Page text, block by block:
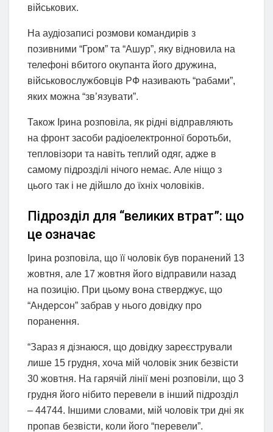
військових.
На аудіозаписі розмови командирів з
позивними “Гром” та “Ашур”, яку відновила на
телефоні вбитого окупанта його дружина,
військовослужбовців РФ називають “рабами”,
яких можна “зв’язувати”.
Також Ірина розповіла, як рідні відправляють
на фронт засоби радіоелектронної боротьби,
тепловізори та навіть теплий одяг, адже в
самому підрозділі нічого немає. Але ніщо з
цього так і не дійшло до їхніх чоловіків.
Підрозділ для “великих втрат”: що
це означає
Ірина розповіла, що її чоловік був поранений 13
жовтня, але 17 жовтня його відправили назад
на позицію. При цьому вона стверджує, що
“Андерсон” забрав у нього довідку про
поранення.
“Зараз я дізнаюся, що довідку зареєстрували
лише 15 грудня, хоча мій чоловік зник безвісти
30 жовтня. На гарячій лінії мені розповіли, що 3
грудня його нібито перевели в інший підрозділ
– 44744. Іншими словами, мій чоловік три дні як
пропав безвісти, коли його “перевели”.